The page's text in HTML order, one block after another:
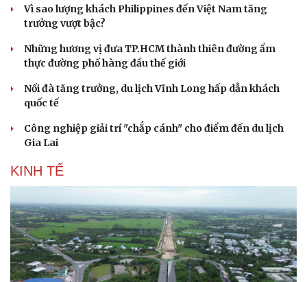
Vì sao lượng khách Philippines đến Việt Nam tăng
trưởng vượt bậc?
Những hương vị đưa TP.HCM thành thiên đường ẩm
thực đường phố hàng đầu thế giới
Nối đà tăng trưởng, du lịch Vĩnh Long hấp dẫn khách
quốc tế
Công nghiệp giải trí "chắp cánh" cho điểm đến du lịch
Gia Lai
KINH TẾ